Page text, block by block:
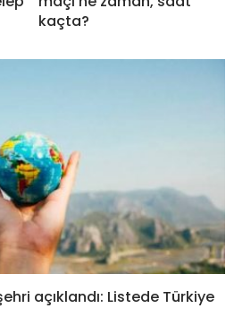
kaçta?
açıklandı: Listede Türkiye